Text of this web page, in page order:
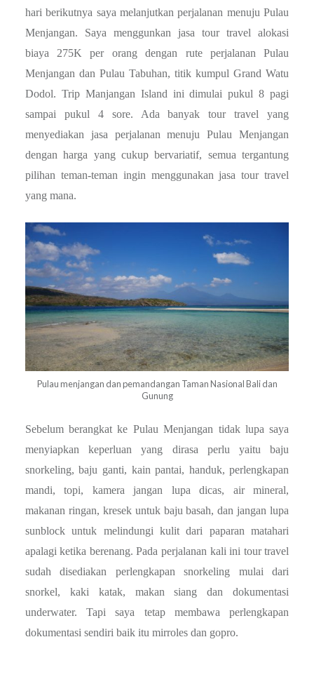
hari berikutnya saya melanjutkan perjalanan menuju Pulau
Menjangan. Saya menggunkan jasa tour travel alokasi
biaya 275K per orang dengan rute perjalanan Pulau
Menjangan dan Pulau Tabuhan, titik kumpul Grand Watu
Dodol. Trip Manjangan Island ini dimulai pukul 8 pagi
sampai pukul 4 sore. Ada banyak tour travel yang
menyediakan jasa perjalanan menuju Pulau Menjangan
dengan harga yang cukup bervariatif, semua tergantung
pilihan teman-teman ingin menggunakan jasa tour travel
yang mana.
Pulau menjangan dan pemandangan Taman Nasional Bali dan
Gunung
Sebelum berangkat ke Pulau Menjangan tidak lupa saya
menyiapkan keperluan yang dirasa perlu yaitu baju
snorkeling, baju ganti, kain pantai, handuk, perlengkapan
mandi, topi, kamera jangan lupa dicas, air mineral,
makanan ringan, kresek untuk baju basah, dan jangan lupa
sunblock untuk melindungi kulit dari paparan matahari
apalagi ketika berenang. Pada perjalanan kali ini tour travel
sudah disediakan perlengkapan snorkeling mulai dari
snorkel, kaki katak, makan siang dan dokumentasi
underwater. Tapi saya tetap membawa perlengkapan
dokumentasi sendiri baik itu mirroles dan gopro.